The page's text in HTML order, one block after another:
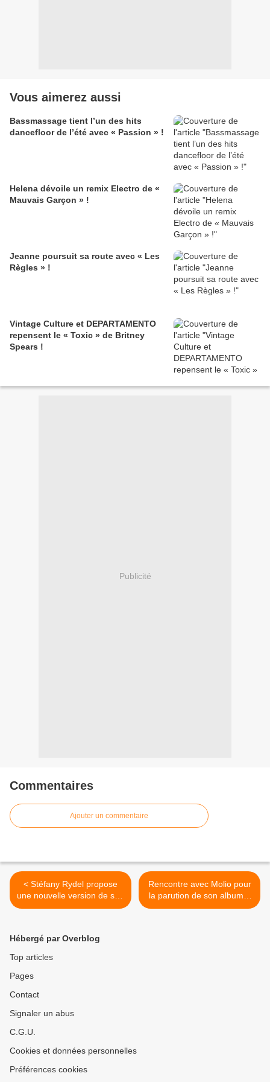
Vous aimerez aussi
Bassmassage tient l’un des hits
dancefloor de l’été avec « Passion » !
Helena dévoile un remix Electro de «
Mauvais Garçon » !
Jeanne poursuit sa route avec « Les
Règles » !
Vintage Culture et DEPARTAMENTO
repensent le « Toxic » de Britney
Spears !
Publicité
Commentaires
Ajouter un commentaire
< Stéfany Rydel propose
une nouvelle version de son
titre « Idéaux » !
Rencontre avec Molio pour
la parution de son album «
Paris Fashion And Lights » !
Hébergé par Overblog
Top articles
Pages
Contact
Signaler un abus
C.G.U.
Cookies et données personnelles
Préférences cookies